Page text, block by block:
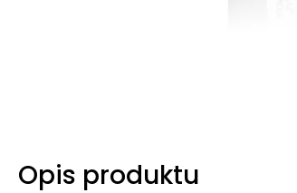
Opis produktu